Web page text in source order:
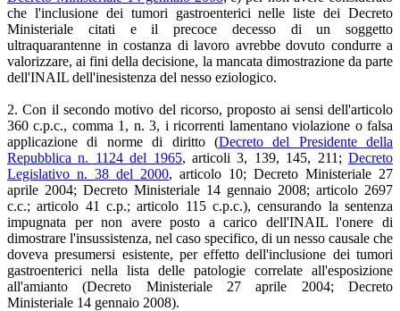
che l'inclusione dei tumori gastroenterici nelle liste dei Decreto
Ministeriale citati e il precoce decesso di un soggetto
ultraquarantenne in costanza di lavoro avrebbe dovuto condurre a
valorizzare, ai fini della decisione, la mancata dimostrazione da parte
dell'INAIL dell'inesistenza del nesso eziologico.
2. Con il secondo motivo del ricorso, proposto ai sensi dell'articolo
360 c.p.c., comma 1, n. 3, i ricorrenti lamentano violazione o falsa
applicazione di norme di diritto (Decreto del Presidente della
Repubblica n. 1124 del 1965, articoli 3, 139, 145, 211;Decreto
Legislativo n. 38 del 2000, articolo 10; Decreto Ministeriale 27
aprile 2004; Decreto Ministeriale 14 gennaio 2008; articolo 2697
c.c.; articolo 41 c.p.; articolo 115 c.p.c.), censurando la sentenza
impugnata per non avere posto a carico dell'INAIL l'onere di
dimostrare l'insussistenza, nel caso specifico, di un nesso causale che
doveva presumersi esistente, per effetto dell'inclusione dei tumori
gastroenterici nella lista delle patologie correlate all'esposizione
all'amianto (Decreto Ministeriale 27 aprile 2004; Decreto
Ministeriale 14 gennaio 2008).